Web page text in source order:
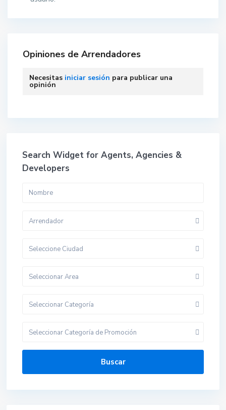
Opiniones de Arrendadores
Necesitas iniciar sesión para publicar una
opinión
Search Widget for Agents, Agencies &
Developers
Arrendador
Seleccione Ciudad
Seleccionar Area
Seleccionar Categoría
Seleccionar Categoría de Promoción
Buscar